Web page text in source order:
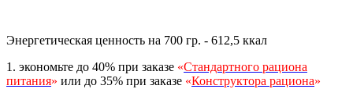
Энергетическая ценность на 700 гр. - 612,5 ккал
1. экономьте до 40% при заказе «Стандартного рациона
питания» или до 35% при заказе «Конструктора рациона»